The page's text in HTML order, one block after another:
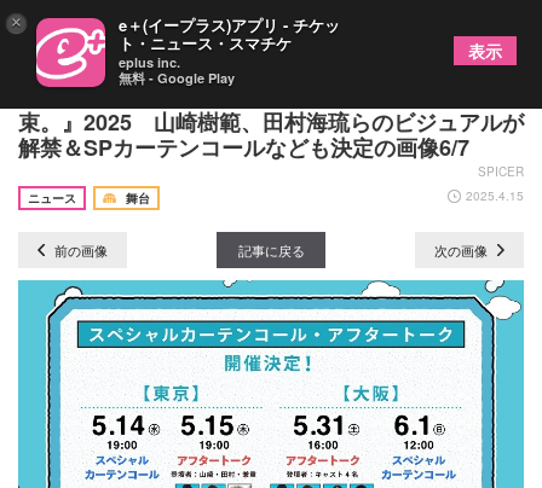
朗読劇『461個の弁当は、親父と息子の男の約
束。』2025 山崎樹範、田村海琉らのビジュアルが
解禁＆SPカーテンコールなども決定の画像6/7
SPICER
ニュース
舞台 2025.4.15
前の画像 記事に戻る 次の画像
× e＋(イープラス)アプリ - チケッ
ト・ニュース・スマチケ
eplus inc.
無料 - Google Play
表示